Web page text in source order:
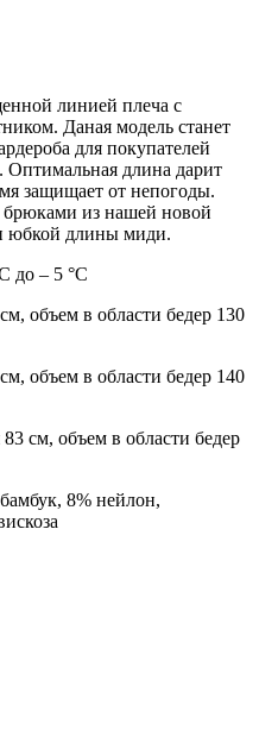
линией плеча с
Даная модель станет
для покупателей
длина дарит
защищает от непогоды.
из нашей новой
юбкой длины миди.
до – 5 °С
объем в области бедер 130
объем в области бедер 140
см, объем в области бедер
8% нейлон,